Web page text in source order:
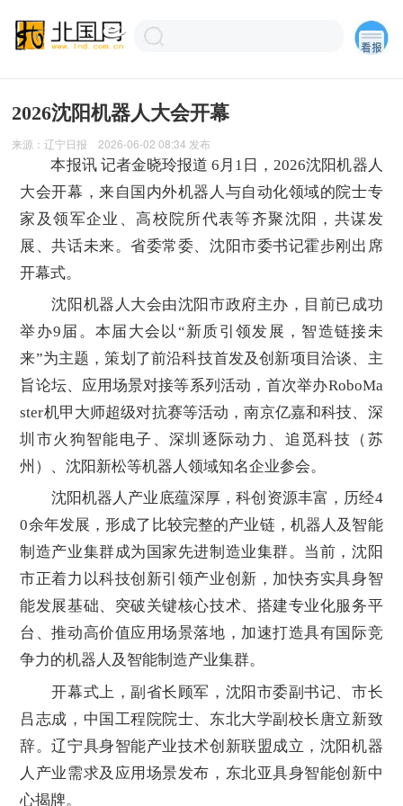
2026沈阳机器人大会开幕
来源：辽宁日报 2026-06-02 08:34 发布
本报讯 记者金晓玲报道 6月1日，2026沈阳机器人
大会开幕，来自国内外机器人与自动化领域的院士专
家及领军企业、高校院所代表等齐聚沈阳，共谋发
展、共话未来。省委常委、沈阳市委书记霍步刚出席
开幕式。
沈阳机器人大会由沈阳市政府主办，目前已成功
举办9届。本届大会以“新质引领发展，智造链接未
来”为主题，策划了前沿科技首发及创新项目洽谈、主
旨论坛、应用场景对接等系列活动，首次举办RoboMa
ster机甲大师超级对抗赛等活动，南京亿嘉和科技、深
圳市火狗智能电子、深圳逐际动力、追觅科技（苏
州）、沈阳新松等机器人领域知名企业参会。
沈阳机器人产业底蕴深厚，科创资源丰富，历经4
0余年发展，形成了比较完整的产业链，机器人及智能
制造产业集群成为国家先进制造业集群。当前，沈阳
市正着力以科技创新引领产业创新，加快夯实具身智
能发展基础、突破关键核心技术、搭建专业化服务平
台、推动高价值应用场景落地，加速打造具有国际竞
争力的机器人及智能制造产业集群。
开幕式上，副省长顾军，沈阳市委副书记、市长
吕志成，中国工程院院士、东北大学副校长唐立新致
辞。辽宁具身智能产业技术创新联盟成立，沈阳机器
人产业需求及应用场景发布，东北亚具身智能创新中
心揭牌。